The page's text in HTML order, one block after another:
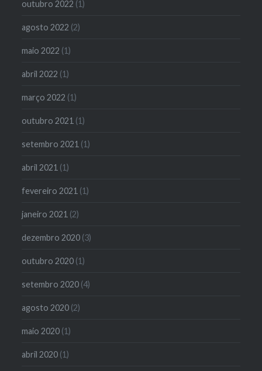
outubro 2022 (1)
agosto 2022 (2)
maio 2022 (1)
abril 2022 (1)
março 2022 (1)
outubro 2021 (1)
setembro 2021 (1)
abril 2021 (1)
fevereiro 2021 (1)
janeiro 2021 (2)
dezembro 2020 (3)
outubro 2020 (1)
setembro 2020 (4)
agosto 2020 (2)
maio 2020 (1)
abril 2020 (1)